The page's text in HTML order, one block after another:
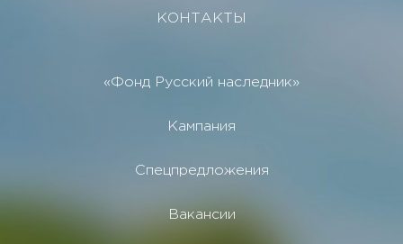
КОНТАКТЫ
«Фонд Русский наследник»
Кампания
Спецпредложения
Вакансии